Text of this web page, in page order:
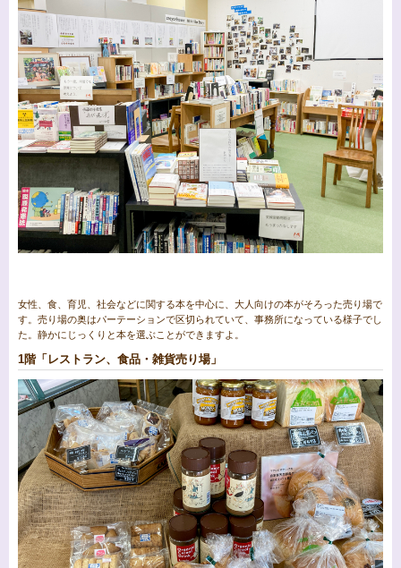
女性、食、育児、社会などに関する本を中心に、大人向けの本がそろった売り場で
す。売り場の奥はパーテーションで区切られていて、事務所になっている様子でし
た。静かにじっくりと本を選ぶことができますよ。
1階「レストラン、食品・雑貨売り場」